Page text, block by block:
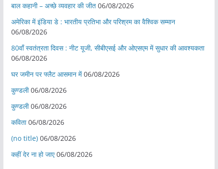
बाल कहानी – अच्छे व्यवहार की जीत 06/08/2026
अमेरिका में इंडिया डे : भारतीय प्रतिभा और परिश्रम का वैश्विक सम्मान
06/08/2026
80वाँ स्वतंत्रता दिवस : नीट यूजी, सीबीएसई और ओएसएम में सुधार की आवश्यकता
06/08/2026
घर जमीन पर फ्लैट आसमान में 06/08/2026
कुण्डली 06/08/2026
कुण्डली 06/08/2026
कविता 06/08/2026
(no title) 06/08/2026
कहीं देर ना हो जाए 06/08/2026